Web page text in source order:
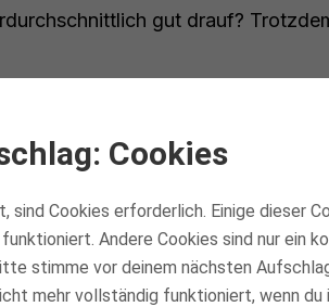
gut drauf?
wärst du noch besser
Cookies
Cookies erforderlich. Einige dieser
Andere Cookies sind nur ein
stimme vor deinem nächsten
mehr vollständig funktioniert, wenn du